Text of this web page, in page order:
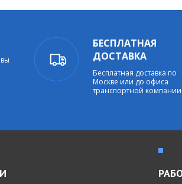
БЕСПЛАТНАЯ
ДОСТАВКА
Бесплатная доставка по
Москве или до офиса
транспортной компании.